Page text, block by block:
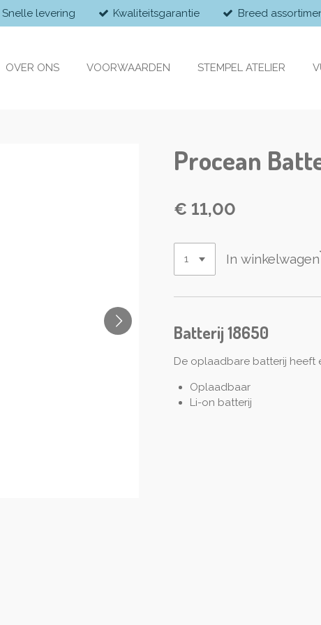
Snelle levering Kwaliteitsgarantie Breed
OVER ONS VOORWAARDEN STEMPEL ATELIER
Procean
€ 11,00
In winkelwagen
Batterij 18650
De oplaadbare batterij heeft
Oplaadbaar
Li-on batterij